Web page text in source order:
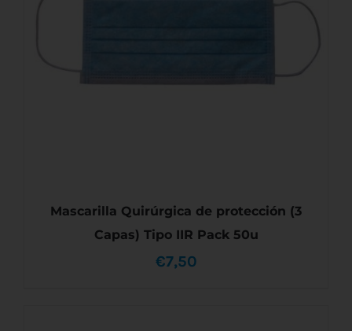
Mascarilla Quirúrgica de protección (3
Capas) Tipo IIR Pack 50u
€7,50